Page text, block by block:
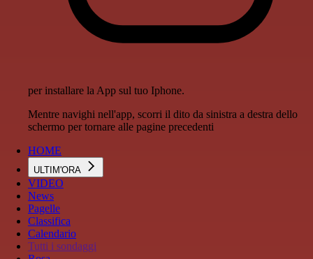
per installare la App sul tuo Iphone.
Mentre navighi nell'app, scorri il dito da sinistra a destra dello
schermo per tornare alle pagine precedenti
HOME
ULTIM'ORA
VIDEO
News
Pagelle
Classifica
Calendario
Tutti i sondaggi